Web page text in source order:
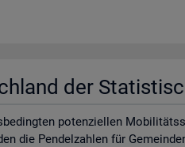
der
po­ten­zi­el­len
die Pen­del­zah­len für